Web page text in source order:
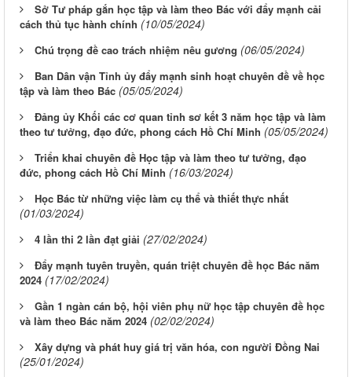
Sở Tư pháp gắn học tập và làm theo Bác với đẩy mạnh cải
cách thủ tục hành chính (10/05/2024)
Chú trọng đề cao trách nhiệm nêu gương (06/05/2024)
Ban Dân vận Tỉnh ủy đẩy mạnh sinh hoạt chuyên đề về học
tập và làm theo Bác (05/05/2024)
Đảng ủy Khối các cơ quan tỉnh sơ kết 3 năm học tập và làm
theo tư tưởng, đạo đức, phong cách Hồ Chí Minh (05/05/2024)
Triển khai chuyên đề Học tập và làm theo tư tưởng, đạo
đức, phong cách Hồ Chí Minh (16/03/2024)
Học Bác từ những việc làm cụ thể và thiết thực nhất
(01/03/2024)
4 lần thi 2 lần đạt giải (27/02/2024)
Đẩy mạnh tuyên truyền, quán triệt chuyên đề học Bác năm
2024 (17/02/2024)
Gần 1 ngàn cán bộ, hội viên phụ nữ học tập chuyên đề học
và làm theo Bác năm 2024 (02/02/2024)
Xây dựng và phát huy giá trị văn hóa, con người Đồng Nai
(25/01/2024)